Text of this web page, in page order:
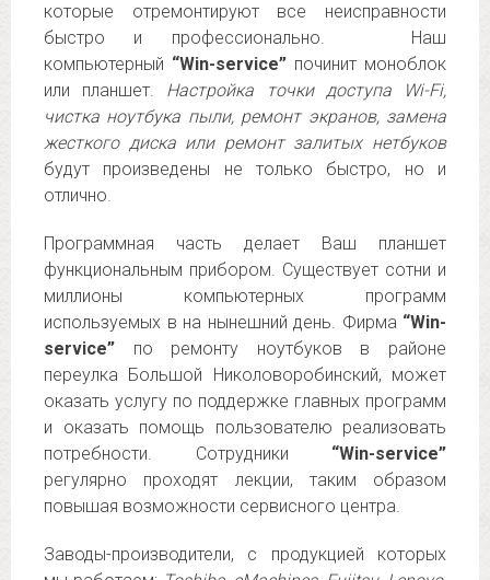
которые отремонтируют все неисправности
быстро и профессионально. Наш
компьютерный “Win-service” починит моноблок
или планшет. Настройка точки доступа Wi-Fi,
чистка ноутбука пыли, ремонт экранов, замена
жесткого диска или ремонт залитых нетбуков
будут произведены не только быстро, но и
отлично.
Программная часть делает Ваш планшет
функциональным прибором. Существует сотни и
миллионы компьютерных программ
используемых в на нынешний день. Фирма “Win-
service” по ремонту ноутбуков в районе
переулка Большой Николоворобинский, может
оказать услугу по поддержке главных программ
и оказать помощь пользователю реализовать
потребности. Сотрудники “Win-service”
регулярно проходят лекции, таким образом
повышая возможности сервисного центра.
Заводы-производители, с продукцией которых